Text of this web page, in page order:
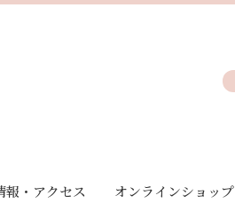
報・アクセス オンラインショップ